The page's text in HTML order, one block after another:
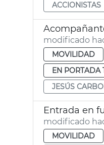
ACCIONISTAS
modificado
MOVILIDAD
EN PORTADA
JESÚS
Entrada en
modificado
MOVILIDAD